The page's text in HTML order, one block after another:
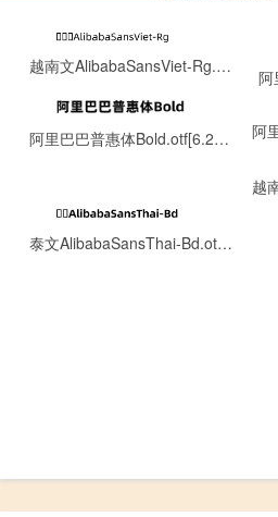
越南文AlibabaSansViet-Rg.otf[0.13MB]
阿
阿里巴巴普惠体Bold.otf[6.22MB]
泰文AlibabaSansThai-Bd.otf[0.15MB]